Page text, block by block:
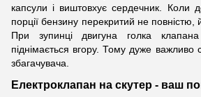
капсули і виштовхує сердечник. Коли
порції бензину перекритий не повністю,
При зупинці двигуна голка
піднімається вгору. Тому дуже важливо
збагачувача.
Електроклапан на скутер - ваш